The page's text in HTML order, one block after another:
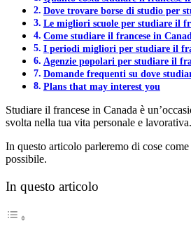
Dove trovare borse di studio per
Le migliori scuole per studiare il
Come studiare il francese in
I periodi migliori per studiare il
Agenzie popolari per studiare il
Domande frequenti su dove
Plans that may interest you
Studiare il francese in Canada è
svolta nella tua vita personale e
In questo articolo parleremo di cose
possibile.
In questo articolo